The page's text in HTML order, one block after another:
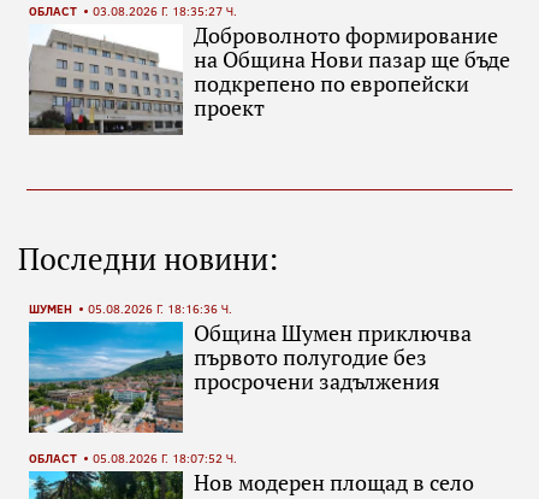
ОБЛАСТ 03.08.2026 Г. 18:35:27 Ч.
Доброволното формирование
на Община Нови пазар ще бъде
подкрепено по европейски
проект
Последни новини:
ШУМЕН 05.08.2026 Г. 18:16:36 Ч.
Община Шумен приключва
първото полугодие без
просрочени задължения
ОБЛАСТ 05.08.2026 Г. 18:07:52 Ч.
Нов модерен площад в село